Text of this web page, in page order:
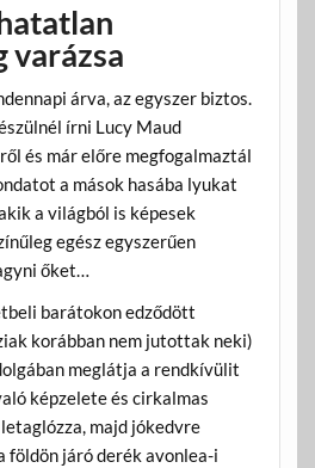
varázsa
árva, az egyszer biztos.
írni Lucy Maud
és már előre megfogalmaztál
a mások hasába lyukat
a világból is képesek
egész egyszerűen
őket…
barátokon edződött
korábban nem jutottak neki)
meglátja a rendkívülit
képzelete és cirkalmas
majd jókedvre
földön járó derék avonlea-i